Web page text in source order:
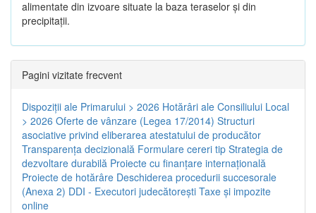
alimentate din izvoare situate la baza teraselor şi din
precipitaţii.
Pagini vizitate frecvent
Dispoziţii ale Primarului > 2026 Hotărâri ale Consiliului Local
> 2026 Oferte de vânzare (Legea 17/2014) Structuri
asociative privind eliberarea atestatului de producător
Transparenţa decizională Formulare cereri tip Strategia de
dezvoltare durabilă Proiecte cu finanţare internaţională
Proiecte de hotărâre Deschiderea procedurii succesorale
(Anexa 2) DDI - Executori judecătorești Taxe şi impozite
online